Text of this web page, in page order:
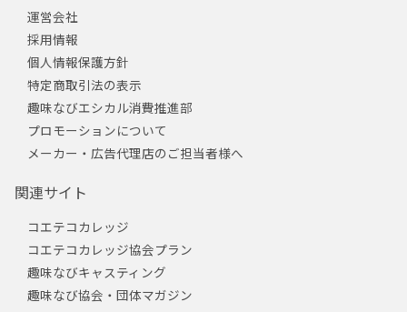
運営会社
採用情報
個人情報保護方針
特定商取引法の表示
趣味なびエシカル消費推進部
プロモーションについて
メーカー・広告代理店のご担当者様へ
関連サイト
コエテコカレッジ
コエテコカレッジ協会プラン
趣味なびキャスティング
趣味なび協会・団体マガジン